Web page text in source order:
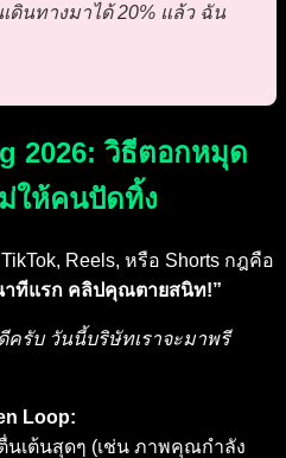
ดินทางมาได้ 20% แล้ว ฉัน
2026: วิธีตอกหมุด
ให้คนปัดทิ้ง
Reels, หรือ Shorts กฎคือ
าทีแรก คลิปคุณตายสนิท!”
ครับ วันนี้บริษัทเราจะมาพรี
Loop:
เต้นสุดๆ (เช่น ภาพคุณกำลัง